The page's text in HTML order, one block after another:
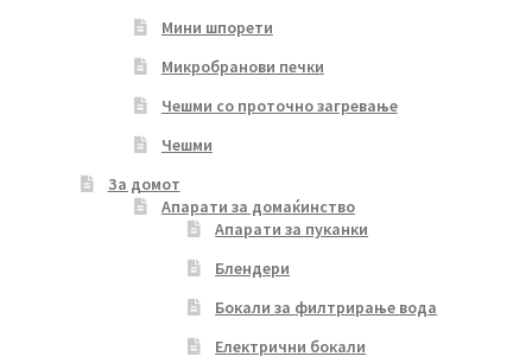
Мини шпорети
Микробранови печки
Чешми со проточно загревање
Чешми
За домот
Апарати за домаќинство
Апарати за пуканки
Блендери
Бокали за филтрирање вода
Електрични бокали